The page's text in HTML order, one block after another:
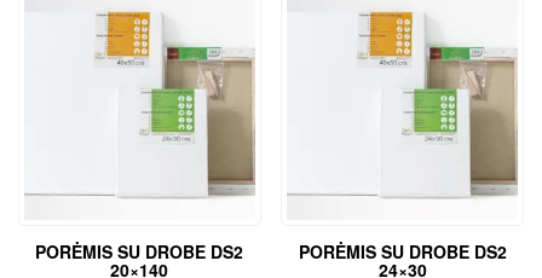
PORĖMIS SU DROBE DS2
20×140
PORĖMIS SU DROBE DS2
24×30